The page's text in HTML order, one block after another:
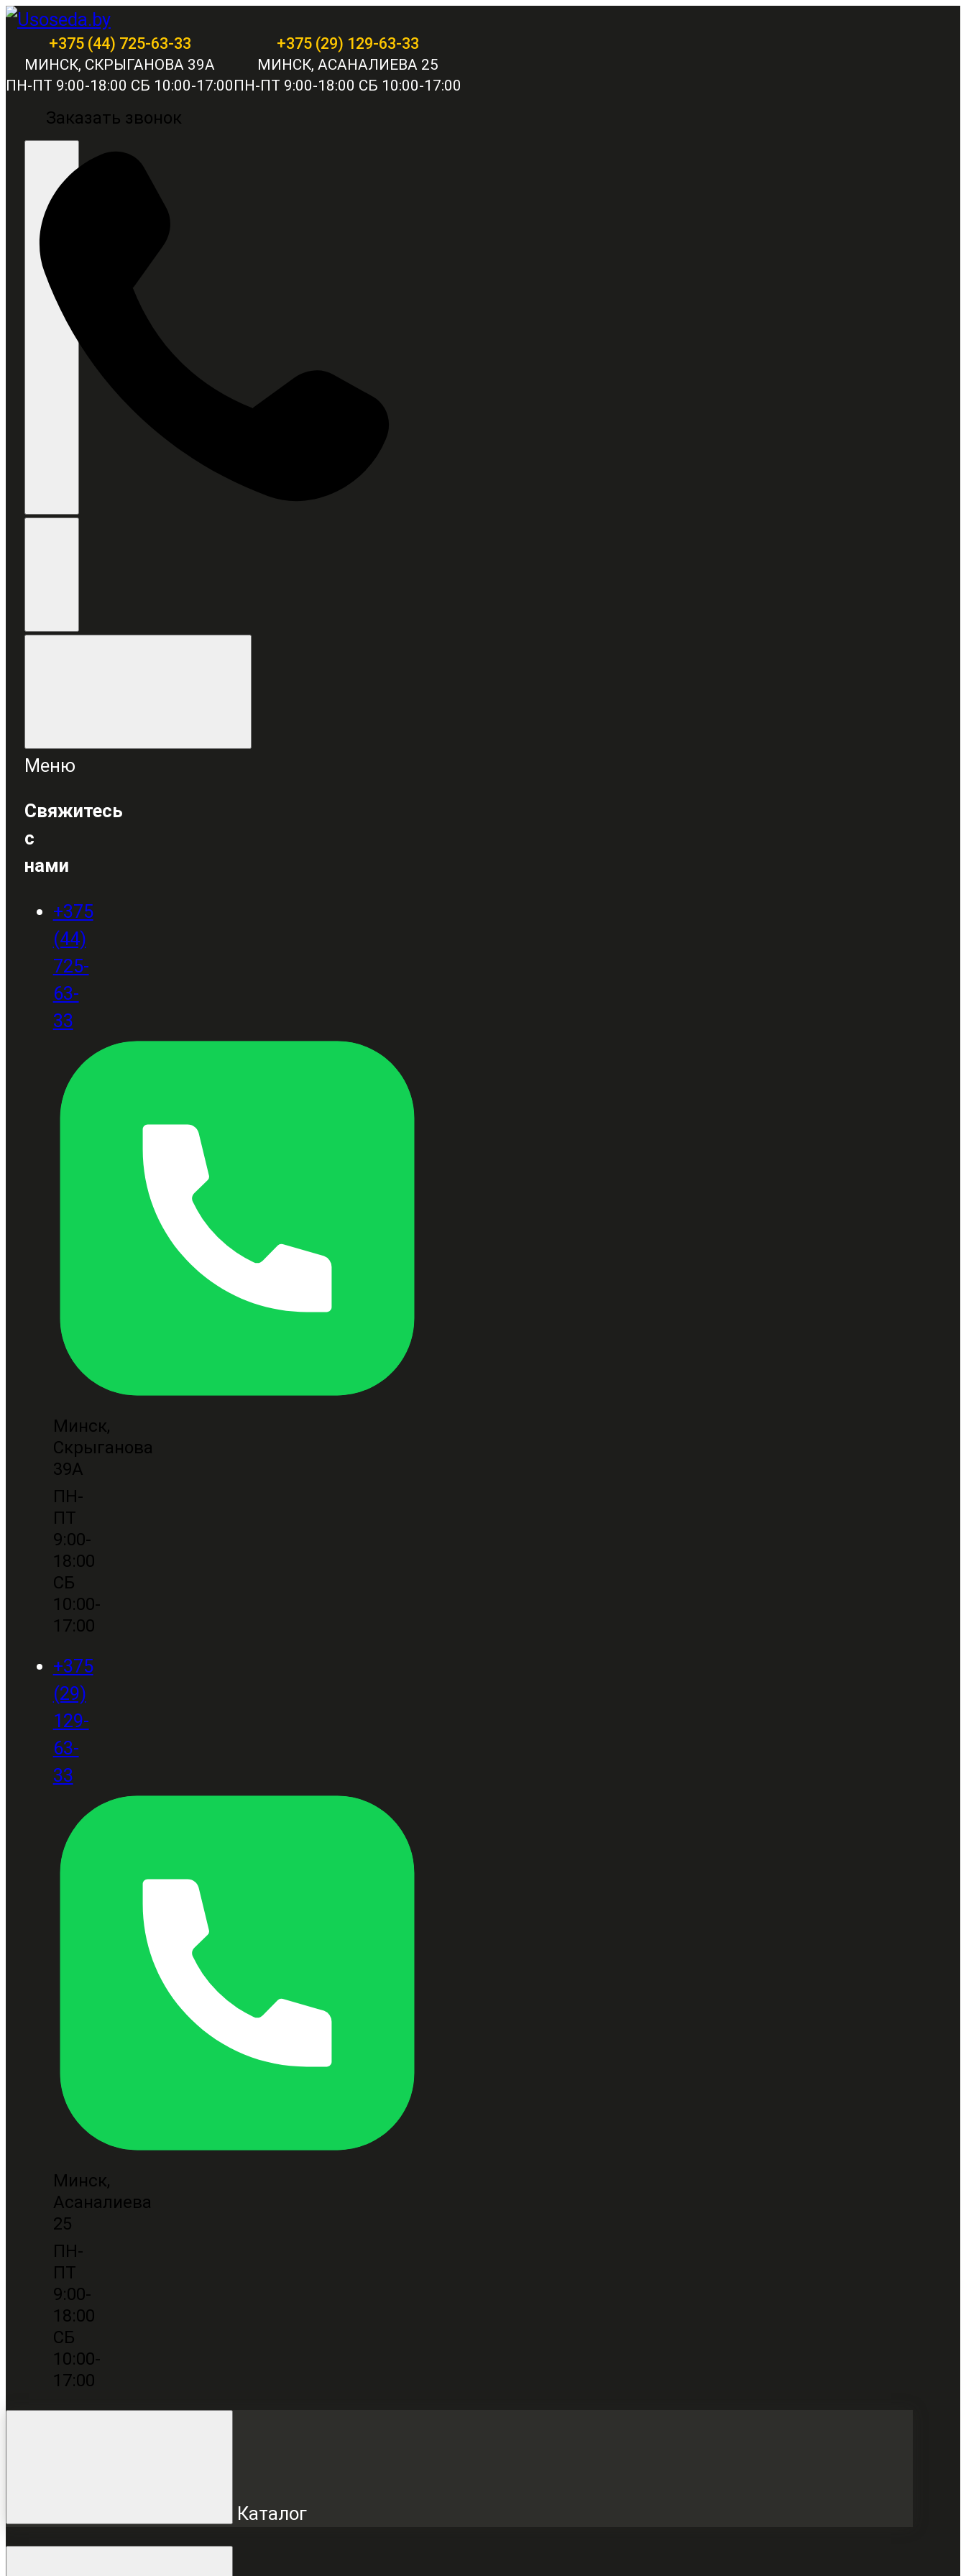
+375 (44) 725-63-33
МИНСК, СКРЫГАНОВА 39А
ПН-ПТ 9:00-18:00 СБ 10:00-17:00
+375 (29) 129-63-33
МИНСК, АСАНАЛИЕВА 25
ПН-ПТ 9:00-18:00 СБ 10:00-17:00
Заказать звонок
Меню
Свяжитесь
с
нами
+375
(44)
725-
63-
33
Минск,
Скрыганова
39А
ПН-
ПТ
9:00-
18:00
СБ
10:00-
17:00
+375
(29)
129-
63-
33
Минск,
Асаналиева
25
ПН-
ПТ
9:00-
18:00
СБ
10:00-
17:00
Каталог